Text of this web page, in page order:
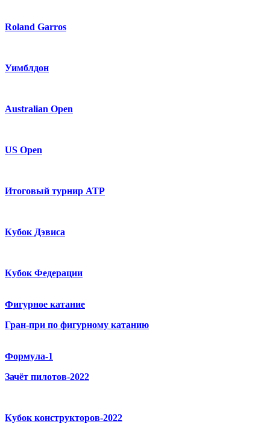
Roland Garros
Уимблдон
Australian Open
US Open
Итоговый турнир ATP
Кубок Дэвиса
Кубок Федерации
Фигурное катание
Гран-при по фигурному катанию
Формула-1
Зачёт пилотов-2022
Кубок конструкторов-2022